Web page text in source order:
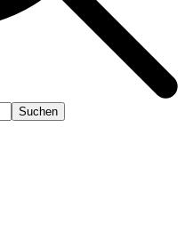
Suchen